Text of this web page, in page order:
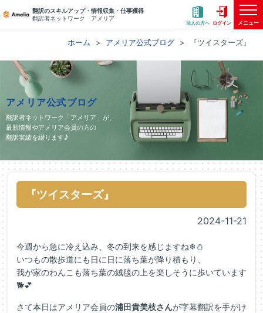
翻訳のスキルアップ・情報収集・仕事獲得
翻訳者ネットワーク アメリア
法人の方へ ログイン メニュー
ホーム アメリア公式ブログ 『ツイスターズ』
アメリア公式ブログ
翻訳者ネットワーク「アメリア」が、
最新情報やアメリア会員の方の
翻訳実績を綴ります♪
『ツイスターズ』
2024-11-21
今週から急に冷え込み、冬の到来を感じますね❄⛄
いつもの散歩道にも日に日に落ち葉が降り積もり、
我が家のわんこも落ち葉の絨毯の上を楽しそうに歩いています
🐕💕
さて本日はアメリア会員の浦田貴美枝さんが字幕翻訳を手がけ